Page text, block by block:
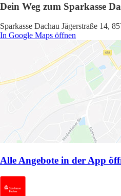
Dein Weg zum Sparkasse
Sparkasse Dachau Jägerstraße 14,
In Google Maps öffnen
Alle Angebote in der App